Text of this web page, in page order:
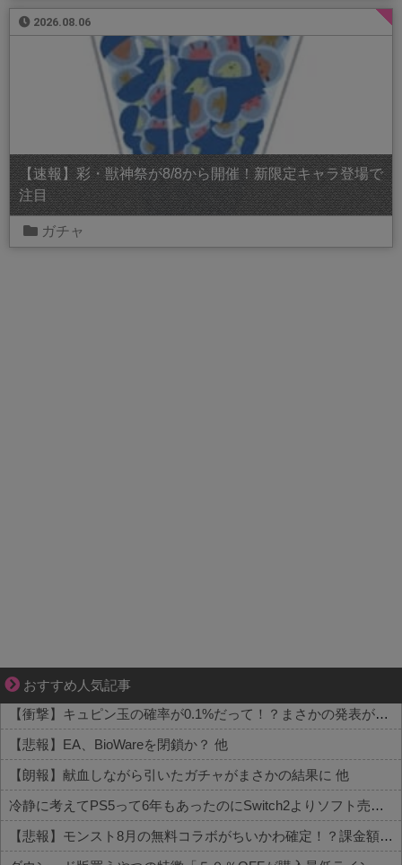
2026.08.06
【速報】彩・獣神祭が8/8から開催！新限定キャラ登場で
注目
ガチャ
おすすめ人気記事
ブブ家のドタバタが、今日も愛おしい！
【衝撃】キュピン玉の確率が0.1%だって！？まさかの発表がコチラ 他
【悲報】EA、BioWareを閉鎖か？ 他
【朗報】献血しながら引いたガチャがまさかの結果に 他
冷静に考えてPS5って6年もあったのにSwitch2よりソフト売れないのヤバいよな 他
【悲報】モンスト8月の無料コラボがちいかわ確定！？課金額がヤバすぎる現状がコチラ 他